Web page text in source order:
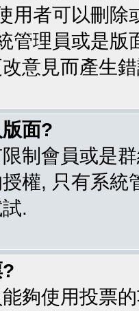
用者可以刪
管理員或是
意見而產生
面?
制會員或是
權, 只有系
.
夠使用投票